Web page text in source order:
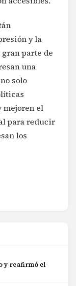
y la
parte de
una
solo
mejoren el
para reducir
los
y reafirmó el